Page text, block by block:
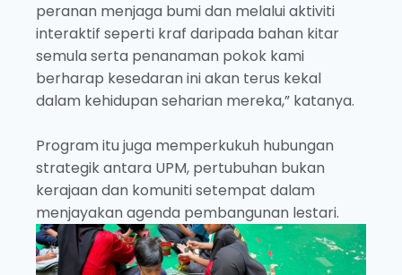
peranan menjaga bumi dan melalui aktiviti
interaktif seperti kraf daripada bahan kitar
semula serta penanaman pokok kami
berharap kesedaran ini akan terus kekal
dalam kehidupan seharian mereka,” katanya.
Program itu juga memperkukuh hubungan
strategik antara UPM, pertubuhan bukan
kerajaan dan komuniti setempat dalam
menjayakan agenda pembangunan lestari.